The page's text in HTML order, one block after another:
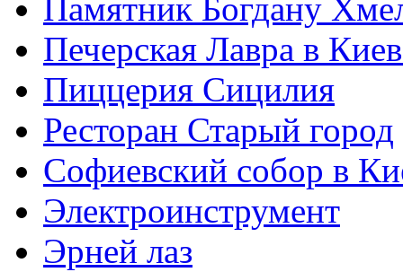
Памятник Богдану
Печерская Лавра в
Пиццерия Сицилия
Ресторан Старый город
Софиевский собор в
Электроинструмент
Эрней лаз